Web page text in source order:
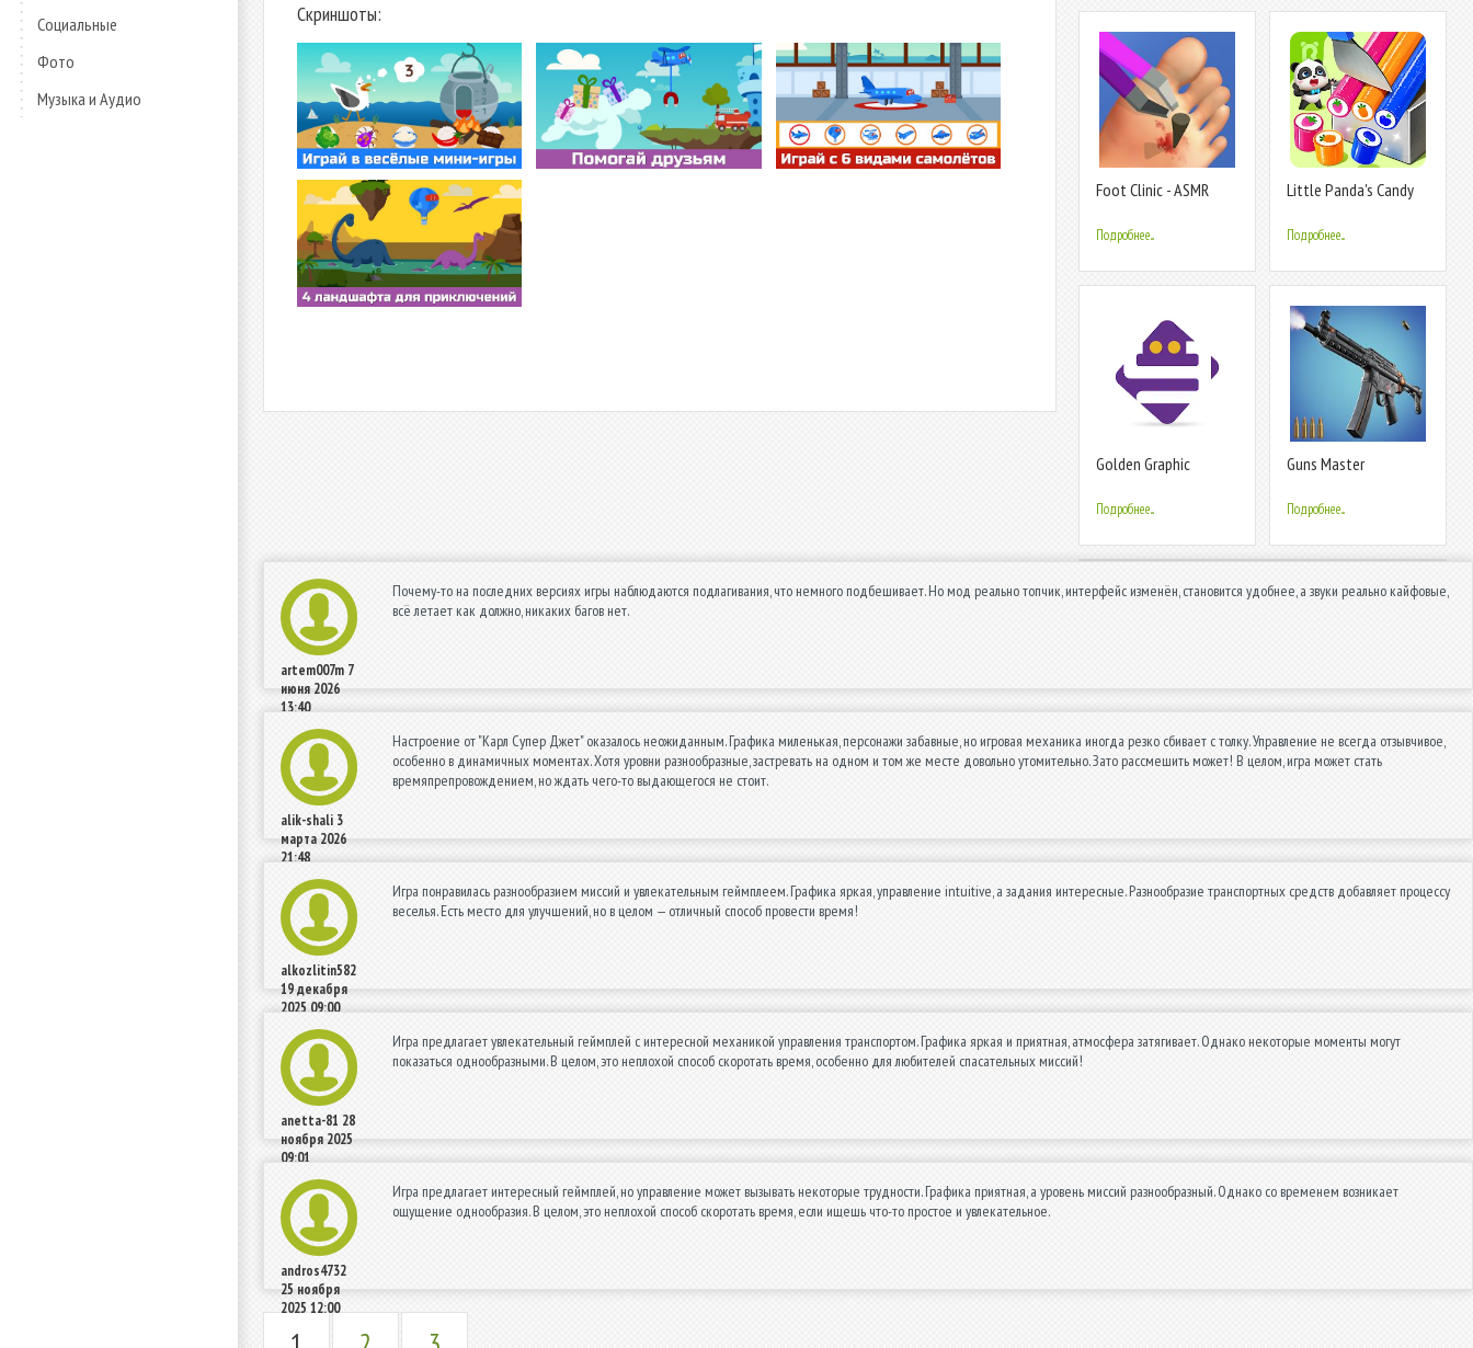
Социальные
Фото
Музыка и Аудио
Скриншоты:
Foot Clinic - ASMR
Подробнее...
Little Panda's Candy
Подробнее...
Golden Graphic
Подробнее...
Guns Master
Подробнее...
artem007m 7
июня 2026
13:40
Почему-то на последних версиях игры наблюдаются подлагивания, что немного подбешивает. Но мод реально топчик, интерфейс изменён, становится удобнее, а звуки реально кайфовые,
всё летает как должно, никаких багов нет.
alik-shali 3
марта 2026
21:48
Настроение от "Карл Супер Джет" оказалось неожиданным. Графика миленькая, персонажи забавные, но игровая механика иногда резко сбивает с толку. Управление не всегда отзывчивое,
особенно в динамичных моментах. Хотя уровни разнообразные, застревать на одном и том же месте довольно утомительно. Зато рассмешить может! В целом, игра может стать
времяпрепровождением, но ждать чего-то выдающегося не стоит.
alkozlitin582
19 декабря
2025 09:00
Игра понравилась разнообразием миссий и увлекательным геймплеем. Графика яркая, управление intuitive, а задания интересные. Разнообразие транспортных средств добавляет процессу
веселья. Есть место для улучшений, но в целом — отличный способ провести время!
anetta-81 28
ноября 2025
09:01
Игра предлагает увлекательный геймплей с интересной механикой управления транспортом. Графика яркая и приятная, атмосфера затягивает. Однако некоторые моменты могут
показаться однообразными. В целом, это неплохой способ скоротать время, особенно для любителей спасательных миссий!
andros4732
25 ноября
2025 12:00
Игра предлагает интересный геймплей, но управление может вызывать некоторые трудности. Графика приятная, а уровень миссий разнообразный. Однако со временем возникает
ощущение однообразия. В целом, это неплохой способ скоротать время, если ищешь что-то простое и увлекательное.